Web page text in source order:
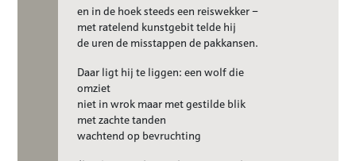
en in de hoek steeds een reiswekker –
met ratelend kunstgebit telde hij
de uren de misstappen de pakkansen.
Daar ligt hij te liggen: een wolf die
omziet
niet in wrok maar met gestilde blik
met zachte tanden
wachtend op bevruchting